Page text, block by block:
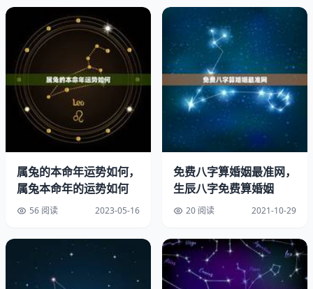
第三个先兆是总是感到身体不适。这些不适可能是感冒，头
痛，还是其他身体不适的症状。这种情况可能是因为身体免
疫力低下，健康状态不佳。
第四个先兆是经济状况不顺利。比如说工资没涨，花费增加
了，财务状况不稳定。这可能是因为财务管理不当，或者收
入不够高。
是因为自己的情绪控制不够好，或者沟通能力不佳。
第六个先兆是走路经常不稳，容易跌倒。这种情况可能是身
属兔的本命年运势如何，
属兔本命年的运势如何
56 阅读 2023-05-16
免费八字算婚姻最准网，
生辰八字免费算婚姻
20 阅读 2021-10-29